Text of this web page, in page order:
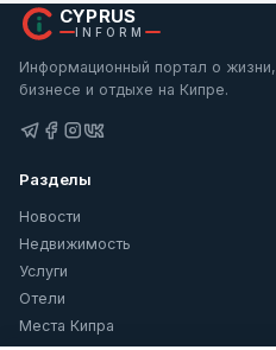
CYPRUS
INFORM
Информационный портал о жизни,
бизнесе и отдыхе на Кипре.
Разделы
Новости
Недвижимость
Услуги
Отели
Места Кипра